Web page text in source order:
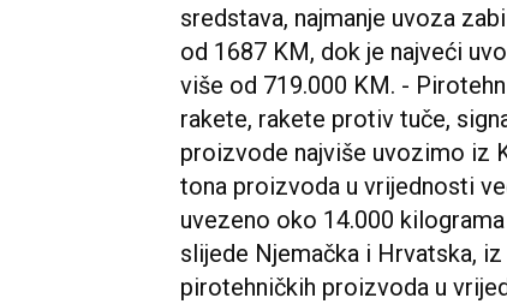
sredstava, najmanje uvoza
od 1687 KM, dok je najveći
više od 719.000 KM. -
rakete, rakete protiv tuče,
proizvode najviše uvozimo iz
tona proizvoda u vrijednosti
uvezeno oko 14.000
slijede Njemačka i Hrvatska,
pirotehničkih proizvoda u